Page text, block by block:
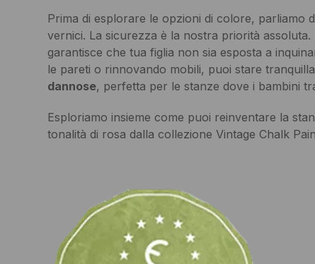
Prima di esplorare le opzioni di colore, parliamo
vernici. La sicurezza è la nostra priorità
garantisce che tua figlia non sia esposta a
le pareti o rinnovando mobili, puoi stare
dannose, perfetta per le stanze dove i bambini
Esploriamo insieme come puoi reinventare la
tonalità di rosa dalla collezione Vintage Chalk